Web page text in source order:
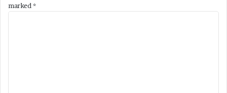
marked *